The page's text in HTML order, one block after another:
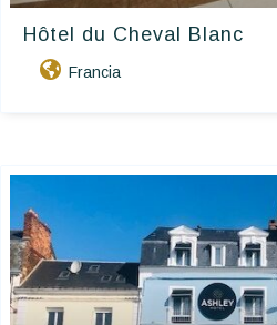
Hôtel du Cheval Blanc
Francia